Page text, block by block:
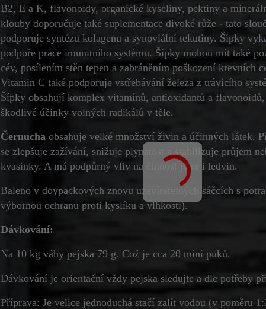
B2, E a K, flavonoidy, organické kyseliny, pektiny a
klouby doporučuje také suplementace divoké růže - tato
podporuje syntézu kolagenu a synoviální tekutiny. Šípky
podpoře práce imunitního systému. Šípky mohou mít také
cév, posílením stěn tepen a zabráněním poškození krevních
Vitamin C také podporuje vstřebávání železa z trávicího
Šípky obsahují komplex vitamínů, antioxidantů a
škodlivé účinky volných radikálů v těle.
Černuchaobsahuje velké množství živin a účinných látek.
se zlepšuje zažívání, snižuje plynatost a stabilizuje průjem
kvasinky. A má podpůrný vliv na činnost jater i ledvin.
Baleno v doypackových znovu uzavíratelných sáčcích s
výbornou ochranu proti kyslíku a vlhkosti).
Dávkování:
Na 10 kg váhy pejska 79 g. Což je cca 20 mini puků.
Dávkování je orientační vždy pejska sledujte a dle potřeby
Příprava: Je velice jednoduchá stačí zalít vodou (v poměru